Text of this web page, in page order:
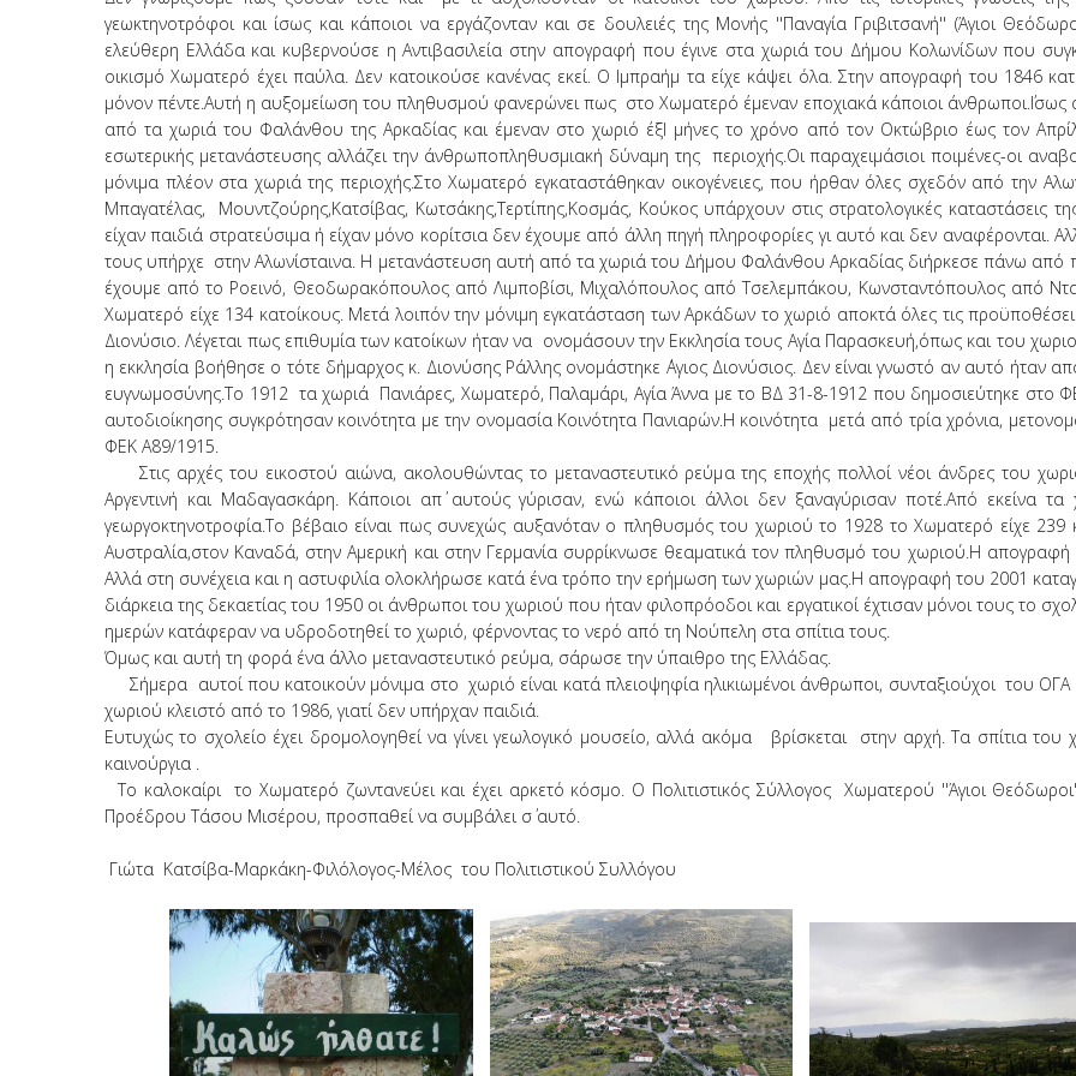
γεωκτηνοτρόφοι και ίσως και κάποιοι να εργάζονταν και σε δουλειές της Μονής ''Παναγία Γριβιτσανή'' (Άγιοι
ελεύθερη Ελλάδα και κυβερνούσε η Αντιβασιλεία στην απογραφή που έγινε στα χωριά του Δήμου Κολωνίδων που
οικισμό Χωματερό έχει παύλα. Δεν κατοικούσε κανένας εκεί. Ο Ιμπραήμ τα είχε κάψει όλα. Στην απογραφή του 1846
μόνον πέντε.Αυτή η αυξομείωση του πληθυσμού φανερώνει πως στο Χωματερό έμεναν εποχιακά κάποιοι άνθρωποι.΄Ισως
από τα χωριά του Φαλάνθου της Αρκαδίας και έμεναν στο χωριό έξΙ μήνες το χρόνο από τον Οκτώβριο έως τον
εσωτερικής μετανάστευσης αλλάζει την άνθρωποπληθυσμιακή δύναμη της περιοχής.Οι παραχειμάσιοι ποιμένες-οι
μόνιμα πλέον στα χωριά της περιοχής.Στο Χωματερό εγκαταστάθηκαν οικογένειες, που ήρθαν όλες σχεδόν από την
Μπαγατέλας, Μουντζούρης,Κατσίβας, Κωτσάκης,Τερτίπης,Κοσμάς, Κούκος υπάρχουν στις στρατολογικές καταστάσεις
είχαν παιδιά στρατεύσιμα ή είχαν μόνο κορίτσια δεν έχουμε από άλλη πηγή πληροφορίες γι αυτό και δεν αναφέρονται.
τους υπήρχε στην Αλωνίσταινα. Η μετανάστευση αυτή από τα χωριά του Δήμου Φαλάνθου Αρκαδίας διήρκεσε πάνω
έχουμε από το Ροεινό, Θεοδωρακόπουλος από Λιμποβίσι, Μιχαλόπουλος από Τσελεμπάκου, Κωνσταντόπουλος από
Χωματερό είχε 134 κατοίκους. Μετά λοιπόν την μόνιμη εγκατάσταση των Αρκάδων το χωριό αποκτά όλες τις
Διονύσιο. Λέγεται πως επιθυμία των κατοίκων ήταν να ονομάσουν την Εκκλησία τους Αγία Παρασκευή,όπως και του
η εκκλησία βοήθησε ο τότε δήμαρχος κ. Διονύσης Ράλλης ονομάστηκε ΄Αγιος Διονύσιος. Δεν είναι γνωστό αν αυτό ήταν
ευγνωμοσύνης.Το 1912 τα χωριά Πανιάρες, Χωματερό, Παλαμάρι, Αγία Άννα με το ΒΔ 31-8-1912 που δημοσιεύτηκε στο
αυτοδιοίκησης συγκρότησαν κοινότητα με την ονομασία Κοινότητα Πανιαρών.Η κοινότητα μετά από τρία χρόνια,
ΦΕΚ Α89/1915.
Στις αρχές του εικοστού αιώνα, ακολουθώντας το μεταναστευτικό ρεύμα της εποχής πολλοί νέοι άνδρες του
Αργεντινή και Μαδαγασκάρη. Κάποιοι απ΄ αυτούς γύρισαν, ενώ κάποιοι άλλοι δεν ξαναγύρισαν ποτέ.Από εκείνα
γεωργοκτηνοτροφία.Το βέβαιο είναι πως συνεχώς αυξανόταν ο πληθυσμός του χωριού το 1928 το Χωματερό είχε 239
Αυστραλία,στον Καναδά, στην Αμερική και στην Γερμανία συρρίκνωσε θεαματικά τον πληθυσμό του χωριού.Η
Αλλά στη συνέχεια και η αστυφιλία ολοκλήρωσε κατά ένα τρόπο την ερήμωση των χωριών μας.Η απογραφή του 2001
διάρκεια της δεκαετίας του 1950 οι άνθρωποι του χωριού που ήταν φιλοπρόοδοι και εργατικοί έχτισαν μόνοι τους το
ημερών κατάφεραν να υδροδοτηθεί το χωριό, φέρνοντας το νερό από τη Νούπελη στα σπίτια τους.
Όμως και αυτή τη φορά ένα άλλο μεταναστευτικό ρεύμα, σάρωσε την ύπαιθρο της Ελλάδας.
Σήμερα αυτοί που κατοικούν μόνιμα στο χωριό είναι κατά πλειοψηφία ηλικιωμένοι άνθρωποι, συνταξιούχοι του ΟΓΑ
χωριού κλειστό από το 1986, γιατί δεν υπήρχαν παιδιά.
Ευτυχώς το σχολείο έχει δρομολογηθεί να γίνει γεωλογικό μουσείο, αλλά ακόμα βρίσκεται στην αρχή. Τα σπίτια του
καινούργια .
Το καλοκαίρι το Χωματερό ζωντανεύει και έχει αρκετό κόσμο. Ο Πολιτιστικός Σύλλογος Χωματερού ''Άγιοι
Προέδρου Τάσου Μισέρου, προσπαθεί να συμβάλει σ΄ αυτό.
Γιώτα Κατσίβα-Μαρκάκη-Φιλόλογος-Μέλος του Πολιτιστικού Συλλόγου